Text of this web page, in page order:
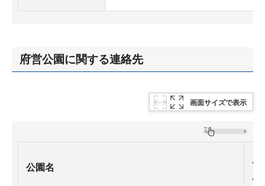
府営公園に関する連絡先
画面サイズで表示
公園名